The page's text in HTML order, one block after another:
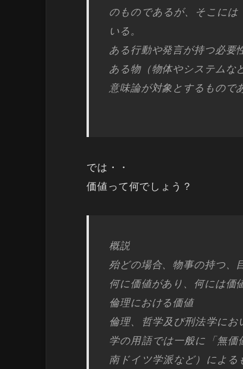
のものであるが、そこに
いる。
ある行動や発言が持つ必要
ある物（物体やシステムな
意味論が対象とするもので
では・・
価値って何でしょう？
概説
殆どの場合、物事の持つ、
何に価値があり、何には価
倫理における価値
倫理、哲学及び刑法学に
学の用語では一般に「無
南ドイツ学派など）によ